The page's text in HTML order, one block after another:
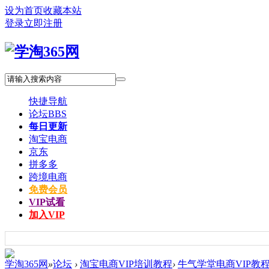
设为首页收藏本站
登录立即注册
快捷导航
论坛BBS
每日更新
淘宝电商
京东
拼多多
跨境电商
免费会员
VIP试看
加入VIP
学淘365网 »论坛 › 淘宝电商VIP培训教程› 牛气学堂电商VIP教